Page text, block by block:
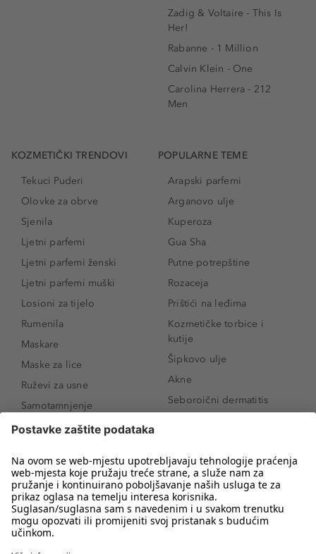
Zadig & Voltaire - This Is
Her!
Rabanne - 1 Million
Calvin Klein - One
Carolina Herrera - 212
Men
KOZMETIČKI TRENDOVI
Tekuci Puderi
Olovke za obrve
Sjenila
Ljetni parfemi
Ljetni parfemi ženski
Ljetni parfemi muški
Losioni za tijelo
Rumenila
Maskare
Maske za lice
Ruževi za usne
Samotamnjenje
Puderi
Proizvodi za obrve
Sunce i zaštita
Serumi za lice
Proizvodi za čišćenje lica
POPULARNE TEME
Arapski parfemi
Arganovo ulje
Kuperoza
Gua Sha
Putne potrepštine
Rozaceja
Prištići na leđima
Kozmetičke torbice i
kutije
Šipkovo ulje
Akne
Seboroični dermatitis
Novo
Koji mi parfem
odgovara?
Kako našminkati oči da